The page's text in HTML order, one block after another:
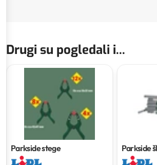
Drugi su pogledali i...
Parkside stege Parkside